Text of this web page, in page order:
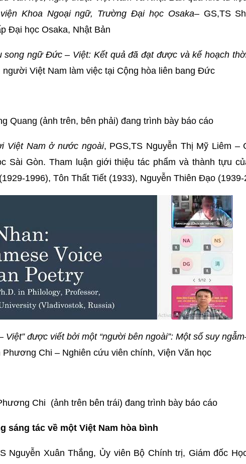
Khoa Ngoại ngữ, Trường Đại học Osaka– GS,TS
Đại học Osaka, Nhật Bản
song ngữ Đức – Việt: Kết quả đã đạt được và kế hoạch
Việt Nam làm việc tại Cộng hòa liên bang Đức
Quang (ảnh trên, bên phải) đang trình bày báo cáo
Việt Nam ở nước ngoài, PGS,TS Nguyễn Thị Mỹ Liêm –
Sài Gòn. Tham luận giới thiệu tác phẩm và thành tựu
1996), Tôn Thất Tiết (1933), Nguyễn Thiên Đạo (1939-
Việt” được viết bởi một “người bên ngoài”: Một số suy ngẫm
Phương Chi – Nghiên cứu viên chính, Viện Văn học
Chi (ảnh trên bên trái) đang trình bày báo cáo
sáng tác về một Việt Nam hòa bình
Nguyễn Xuân Thắng, Ủy viên Bộ Chính trị, Giám đốc